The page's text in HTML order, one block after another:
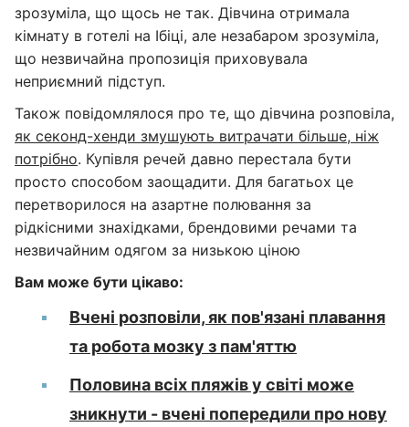
зрозуміла, що щось не так. Дівчина отримала
кімнату в готелі на Ібіці, але незабаром зрозуміла,
що незвичайна пропозиція приховувала
неприємний підступ.
Також повідомлялося про те, що дівчина розповіла,
як секонд-хенди змушують витрачати більше, ніж
потрібно. Купівля речей давно перестала бути
просто способом заощадити. Для багатьох це
перетворилося на азартне полювання за
рідкісними знахідками, брендовими речами та
незвичайним одягом за низькою ціною
Вам може бути цікаво:
Вчені розповіли, як пов'язані плавання
та робота мозку з пам'яттю
Половина всіх пляжів у світі може
зникнути - вчені попередили про нову